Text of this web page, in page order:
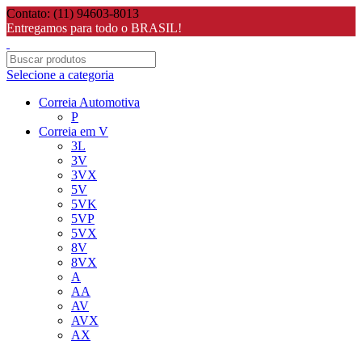
Contato: (11) 94603-8013
Entregamos para todo o BRASIL!
Selecione a categoria
Correia Automotiva
P
Correia em V
3L
3V
3VX
5V
5VK
5VP
5VX
8V
8VX
A
AA
AV
AVX
AX